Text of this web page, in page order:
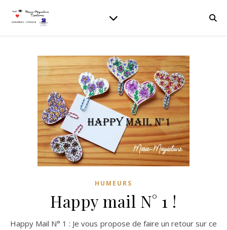
HUMEURS
Happy mail N° 1 !
Happy Mail N° 1 : Je vous propose de faire un retour sur ce